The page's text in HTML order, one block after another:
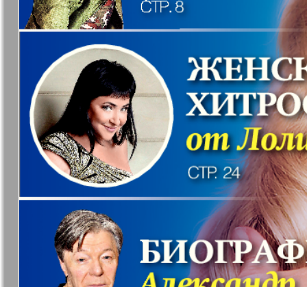
37
49
61
7плюс7я Авангард
Антенна
факты
Бизнес парк Будь
Вечерняя газета
Вечное
Германия плюс Диалог